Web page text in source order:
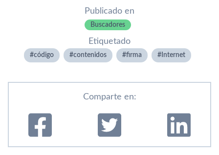
Publicado en
Buscadores
Etiquetado
código contenidos firma Internet
Comparte en: